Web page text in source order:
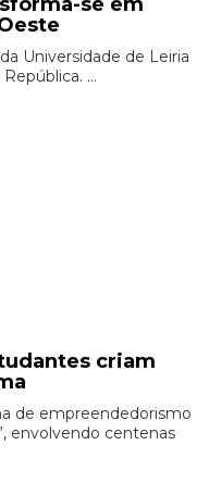
Universidade de Leiria
...
criam
de empreendedorismo
envolvendo centenas